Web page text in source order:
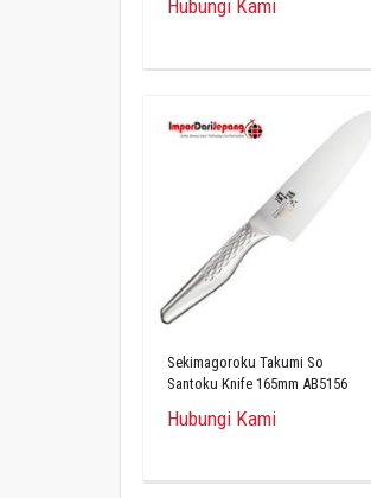
Hubungi Kami
Sekimagoroku Takumi So
Santoku Knife 165mm AB5156
Hubungi Kami